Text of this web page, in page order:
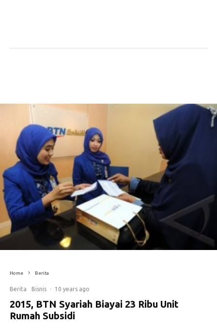
Home Berita
Berita Bisnis · 10 years ago
2015, BTN Syariah Biayai 23 Ribu Unit
Rumah Subsidi